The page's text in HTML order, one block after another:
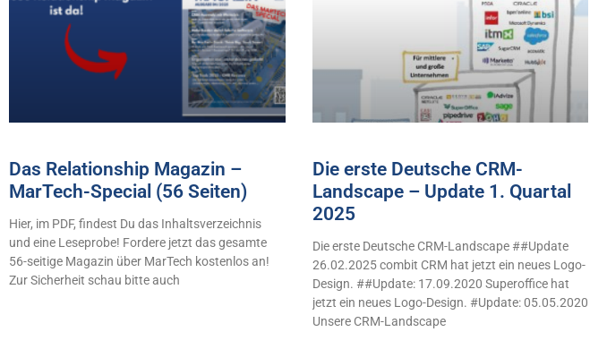
Das Relationship Magazin –
MarTech-Special (56 Seiten)
Hier, im PDF, findest Du das Inhaltsverzeichnis
und eine Leseprobe! Fordere jetzt das gesamte
56-seitige Magazin über MarTech kostenlos an!
Zur Sicherheit schau bitte auch
Die erste Deutsche CRM-
Landscape – Update 1. Quartal
2025
Die erste Deutsche CRM-Landscape ##Update
26.02.2025 combit CRM hat jetzt ein neues Logo-
Design. ##Update: 17.09.2020 Superoffice hat
jetzt ein neues Logo-Design. #Update: 05.05.2020
Unsere CRM-Landscape